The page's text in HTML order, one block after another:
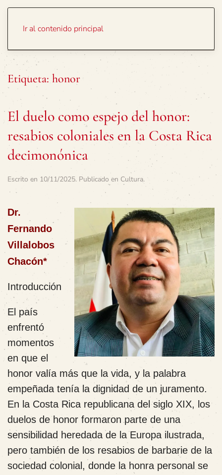
Ir al contenido principal
Etiqueta: honor
El duelo como espejo del honor:
resabios coloniales en la Costa Rica
decimonónica
Escrito en 10/11/2025. Publicado en Cultura.
Dr.
Fernando
Villalobos
Chacón*
Introducción
El país
enfrentó
momentos
en que el
honor valía más que la vida, y la palabra
empeñada tenía la dignidad de un juramento.
En la Costa Rica republicana del siglo XIX, los
duelos de honor formaron parte de una
sensibilidad heredada de la Europa ilustrada,
pero también de los resabios de barbarie de la
sociedad colonial, donde la honra personal se